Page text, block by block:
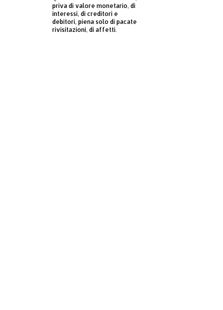
priva di valore monetario, di
interessi, di creditori e
debitori, piena solo di pacate
rivisitazioni, di affetti.